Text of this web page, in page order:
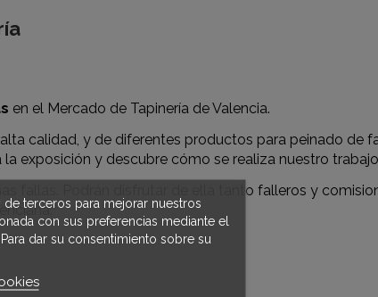
en el Mercado de Tapinería de Valencia.
alta calidad, y de diferentes productos para peinado de
exposición y descubre cómo se realiza nuestro
fallas. Podrán disfrutar de ella tanto falleros y
terceros para mejorar nuestros
con sus preferencias mediante el
dar su consentimiento sobre su